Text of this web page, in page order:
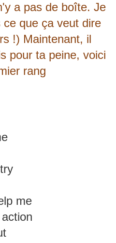
a pas de boîte. Je
que ça veut dire
!) Maintenant, il
pour ta peine, voici
rang
me